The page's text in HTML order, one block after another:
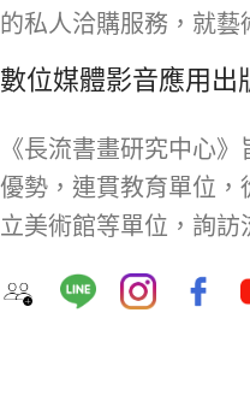
的私人洽購服務，就藝
數位媒體影音應用出
《長流書畫研究中心
優勢，連貫教育單位
立美術館等單位，詢